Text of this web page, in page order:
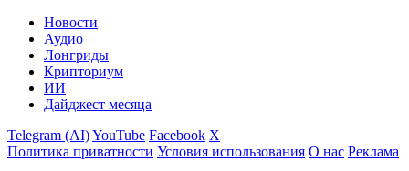
Новости
Аудио
Лонгриды
Крипториум
ИИ
Дайджест месяца
Telegram (AI)YouTube Facebook X
Политика приватности Условия использования О нас Реклама